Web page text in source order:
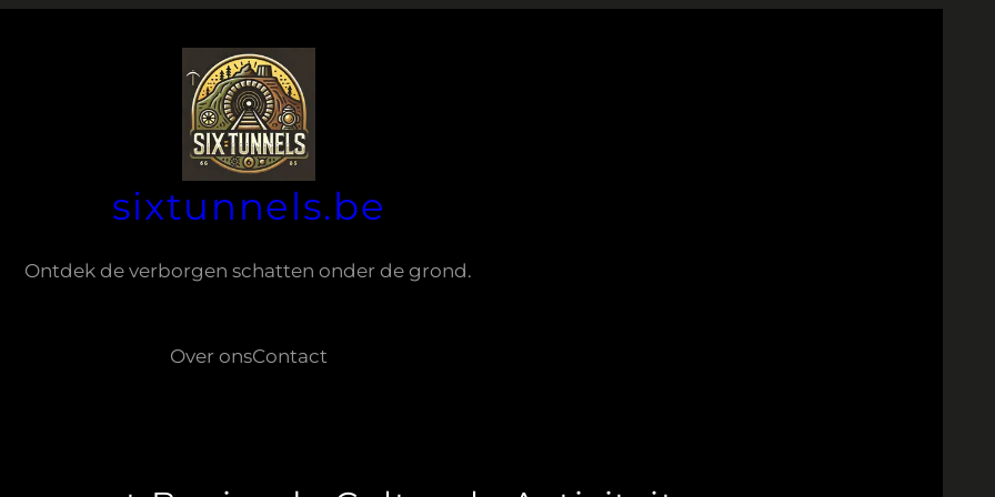
sixtunnels.be
Ontdek de verborgen schatten onder de grond.
Over onsContact